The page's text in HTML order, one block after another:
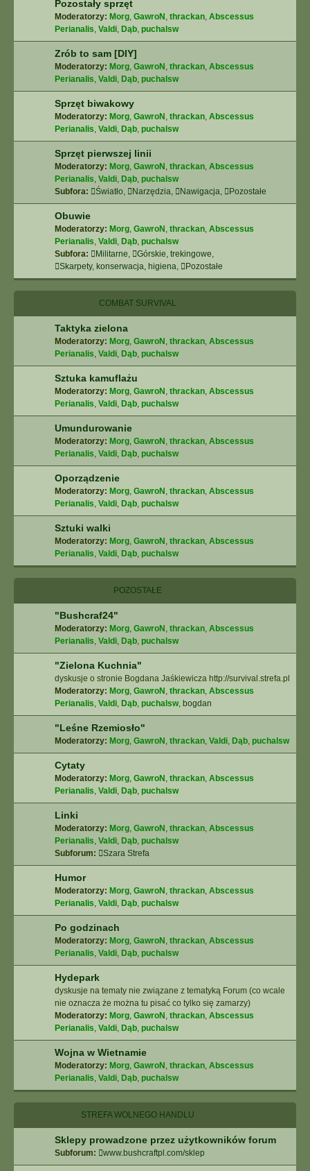
Pozostały sprzęt
Moderatorzy: Morg, GawroN , thrackan, Abscessus
Perianalis, Valdi, Dąb, puchalsw
Zrób to sam [DIY]
Moderatorzy: Morg, GawroN , thrackan, Abscessus
Perianalis, Valdi, Dąb, puchalsw
Sprzęt biwakowy
Moderatorzy: Morg, GawroN , thrackan, Abscessus
Perianalis, Valdi, Dąb, puchalsw
Sprzęt pierwszej linii
Moderatorzy: Morg, GawroN , thrackan, Abscessus
Perianalis, Valdi, Dąb, puchalsw
Subfora:
Światło, Narzędzia, Nawigacja, Pozostałe
Obuwie
Moderatorzy: Morg, GawroN , thrackan, Abscessus
Perianalis, Valdi, Dąb, puchalsw
Subfora:
Militarne, Górskie, trekingowe,
Skarpety, konserwacja, higiena, Pozostałe
COMBAT SURVIVAL
Taktyka zielona
Moderatorzy: Morg, GawroN , thrackan, Abscessus
Perianalis, Valdi, Dąb, puchalsw
Sztuka kamuflażu
Moderatorzy: Morg, GawroN , thrackan, Abscessus
Perianalis, Valdi, Dąb, puchalsw
Umundurowanie
Moderatorzy: Morg, GawroN , thrackan, Abscessus
Perianalis, Valdi, Dąb, puchalsw
Oporządzenie
Moderatorzy: Morg, GawroN , thrackan, Abscessus
Perianalis, Valdi, Dąb, puchalsw
Sztuki walki
Moderatorzy: Morg, GawroN , thrackan, Abscessus
Perianalis, Valdi, Dąb, puchalsw
POZOSTAŁE
"Bushcraf24"
Moderatorzy: Morg, GawroN , thrackan, Abscessus
Perianalis, Valdi, Dąb, puchalsw
"Zielona Kuchnia"
dyskusje o stronie Bogdana Jaśkiewicza http://survival.strefa.pl
Moderatorzy: Morg, GawroN , thrackan, Abscessus
Perianalis, Valdi, Dąb, puchalsw, bogdan
"Leśne Rzemiosło"
Moderatorzy: Morg, GawroN , thrackan, Valdi, Dąb, puchalsw
Cytaty
Moderatorzy: Morg, GawroN , thrackan, Abscessus
Perianalis, Valdi, Dąb, puchalsw
Linki
Moderatorzy: Morg, GawroN , thrackan, Abscessus
Perianalis, Valdi, Dąb, puchalsw
Subforum:
Szara Strefa
Humor
Moderatorzy: Morg, GawroN , thrackan, Abscessus
Perianalis, Valdi, Dąb, puchalsw
Po godzinach
Moderatorzy: Morg, GawroN , thrackan, Abscessus
Perianalis, Valdi, Dąb, puchalsw
Hydepark
dyskusje na tematy nie związane z tematyką Forum (co wcale
nie oznacza że można tu pisać co tylko się zamarzy)
Moderatorzy: Morg, GawroN , thrackan, Abscessus
Perianalis, Valdi, Dąb, puchalsw
Wojna w Wietnamie
Moderatorzy: Morg, GawroN , thrackan, Abscessus
Perianalis, Valdi, Dąb, puchalsw
STREFA WOLNEGO HANDLU
Sklepy prowadzone przez użytkowników forum
Subforum: www.bushcraftpl.com/sklep